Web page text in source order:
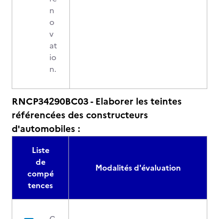
n
o
v
at
io
n.
RNCP34290BC03 - Elaborer les teintes
référencées des constructeurs
d'automobiles :
Liste
de
compé
tences
Modalités d'évaluation